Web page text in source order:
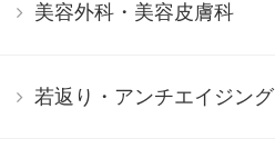
美容外科・美容皮膚科
若返り・アンチエイジング